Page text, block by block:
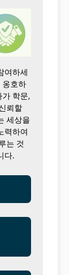
여하세
옹호하
학문,
뢰할
세상을
력하여
는 것
다.